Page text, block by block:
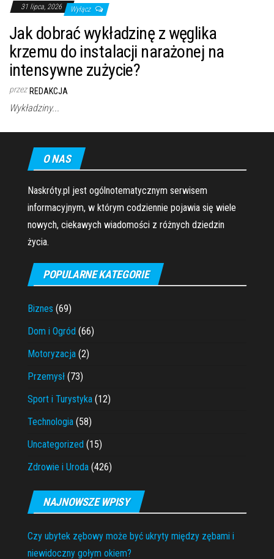
31 lipca, 2026 Wyłącz
Jak dobrać wykładzinę z węglika
krzemu do instalacji narażonej na
intensywne zużycie?
przez REDAKCJA
Wykładziny...
O NAS
Naskróty.pl jest ogólnotematycznym serwisem
informacyjnym, w którym codziennie pojawia się wiele
nowych, ciekawych wiadomości z różnych dziedzin
życia.
POPULARNE KATEGORIE
Biznes (69)
Dom i Ogród (66)
Motoryzacja (2)
Przemysł (73)
Sport i Turystyka (12)
Technologia (58)
Uncategorized (15)
Zdrowie i Uroda (426)
NAJNOWSZE WPISY
Czy ubytek zębowy może być ukryty między zębami i
niewidoczny gołym okiem?